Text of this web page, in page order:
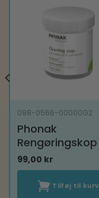
098-0566-00000G2
Phonak
Rengøringskop
99,00 kr
Tilføj til kurv